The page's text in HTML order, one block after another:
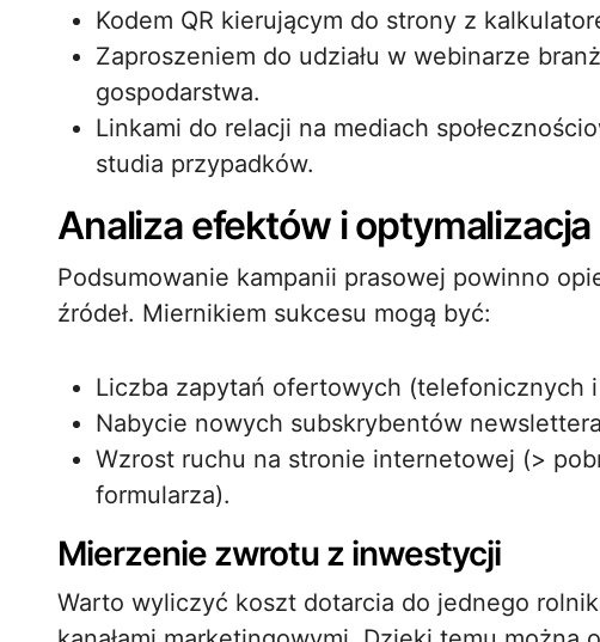
Kodem QR kierującym do strony z
Zaproszeniem do udziału w webinarze
gospodarstwa.
Linkami do relacji na mediach
studia przypadków.
Analiza efektów i optymalizacja
Podsumowanie kampanii prasowej powinno
źródeł. Miernikiem sukcesu mogą być:
Liczba zapytań ofertowych (telefonicznych
Nabycie nowych subskrybentów
Wzrost ruchu na stronie internetowej (>
formularza).
Mierzenie zwrotu z inwestycji
Warto wyliczyć koszt dotarcia do jednego